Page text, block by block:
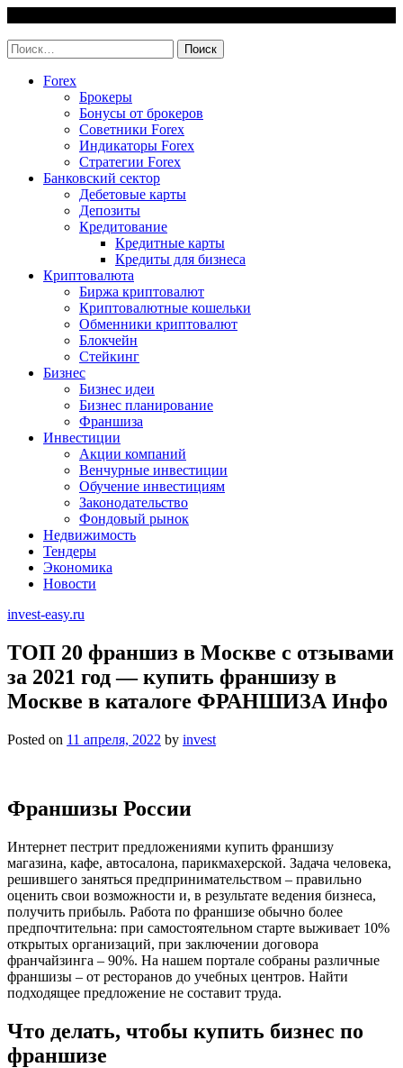
content
Найти:
Forex
Брокеры
Бонусы от брокеров
Советники Forex
Индикаторы Forex
Стратегии Forex
Банковский сектор
Дебетовые карты
Депозиты
Кредитование
Кредитные карты
Кредиты для бизнеса
Криптовалюта
Биржа криптовалют
Криптовалютные кошельки
Обменники криптовалют
Блокчейн
Стейкинг
Бизнес
Бизнес идеи
Бизнес планирование
Франшиза
Инвестиции
Акции компаний
Венчурные инвестиции
Обучение инвестициям
Законодательство
Фондовый рынок
Недвижимость
Тендеры
Экономика
Новости
invest-easy.ru
ТОП 20 франшиз в Москве с отзывами
за 2021 год — купить франшизу в
Москве в каталоге ФРАНШИЗА Инфо
Posted on 11 апреля, 2022 by invest
Франшизы России
Интернет пестрит предложениями купить франшизу
магазина, кафе, автосалона, парикмахерской. Задача человека,
решившего заняться предпринимательством – правильно
оценить свои возможности и, в результате ведения бизнеса,
получить прибыль. Работа по франшизе обычно более
предпочтительна: при самостоятельном старте выживает 10%
открытых организаций, при заключении договора
франчайзинга – 90%. На нашем портале собраны различные
франшизы – от ресторанов до учебных центров. Найти
подходящее предложение не составит труда.
Что делать, чтобы купить бизнес по
франшизе